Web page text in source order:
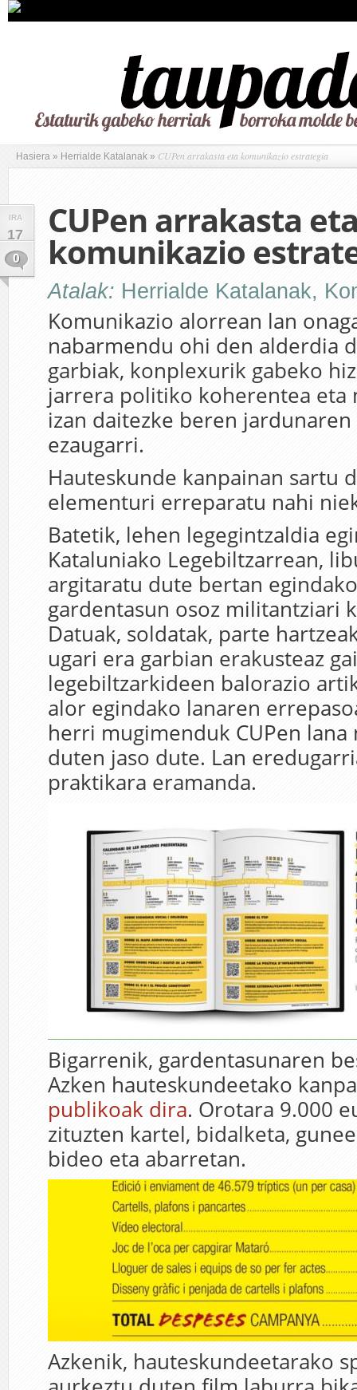
Hasiera » Herrialde Katalanak » CUPen arrakasta eta komunikazio estrategia
IRA
17
0
CUPen arrakasta
komunikazio
Atalak: Herrialde Katalanak,
Komunikazio alorrean lan
nabarmendu ohi den alderdia
garbiak, konplexurik gabeko
jarrera politiko koherentea eta
izan daitezke beren
ezaugarri.
Hauteskunde kanpainan sartu
elementuri erreparatu nahi
Batetik, lehen legegintzaldia
Kataluniako Legebiltzarrean,
argitaratu dute bertan
gardentasun osoz militantziari
Datuak, soldatak, parte
ugari era garbian erakusteaz
legebiltzarkideen balorazio
alor egindako lanaren
herri mugimenduk CUPen
duten jaso dute. Lan
praktikara eramanda.
Bigarrenik, gardentasunaren
Azken hauteskundeetako
publikoak dira. Orotara 9.000
zituzten kartel, bidalketa,
bideo eta abarretan.
Azkenik, hauteskundeetarako